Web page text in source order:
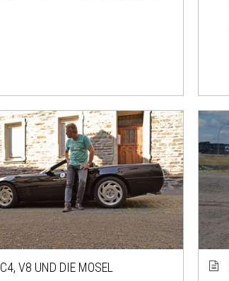
C4, V8 UND DIE MOSEL